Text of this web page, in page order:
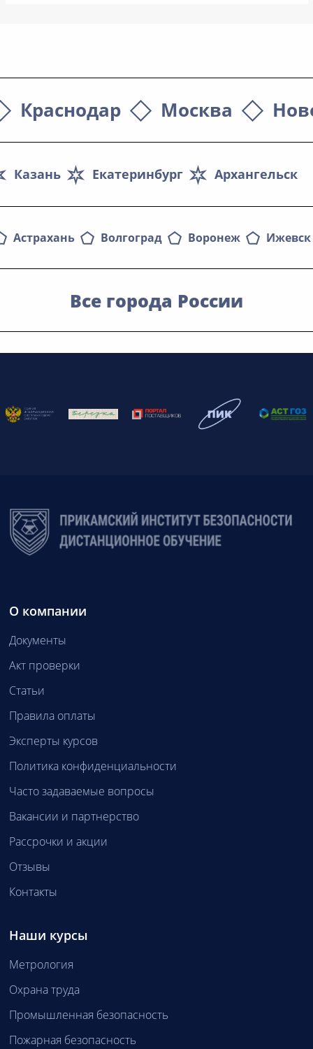
Краснодар Москва
Архангельск
Екатеринбург
Казань
Астрахань Волгоград Воронеж Ижевск
Все города России
О компании
Документы
Акт проверки
Статьи
Правила оплаты
Эксперты курсов
Политика конфиденциальности
Часто задаваемые вопросы
Вакансии и партнерство
Рассрочки и акции
Отзывы
Контакты
Наши курсы
Метрология
Охрана труда
Промышленная безопасность
Пожарная безопасность